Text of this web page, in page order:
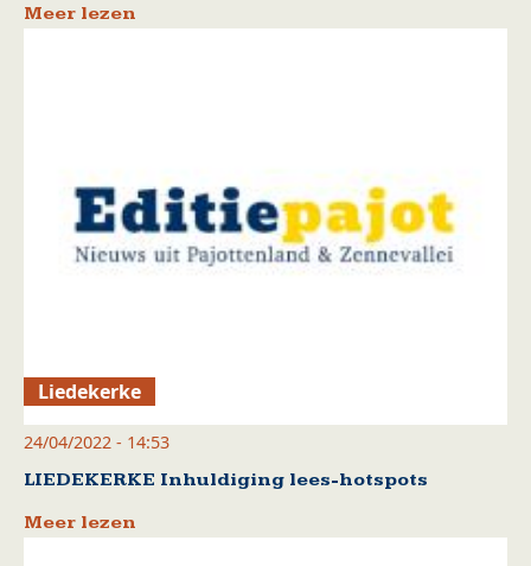
Meer lezen
Liedekerke
24/04/2022 - 14:53
LIEDEKERKE Inhuldiging lees-hotspots
Meer lezen